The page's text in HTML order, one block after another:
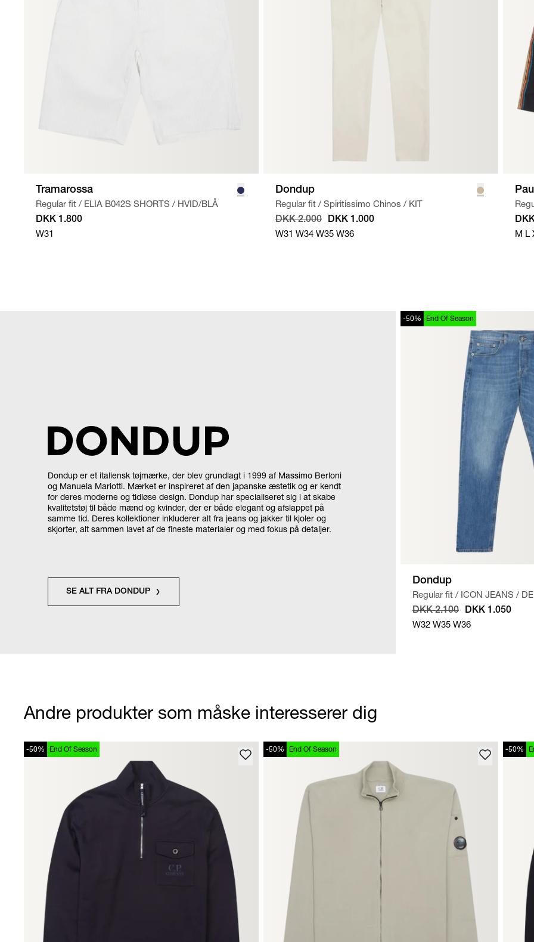
Tramarossa
Regular fit / ELIA B042S SHORTS / HVID/BLÅ
DKK 1.800
W31
Dondup
Regular fit / Spiritissimo Chinos / KIT
DKK 2.000 DKK 1.000
W31 W34 W35 W36 M L
Dondup er et italiensk tøjmærke, der blev grundlagt i 1999 af Massimo Berloni
og Manuela Mariotti. Mærket er inspireret af den japanske æstetik og er kendt
for deres moderne og tidløse design. Dondup har specialiseret sig i at skabe
kvalitetstøj til både mænd og kvinder, der er både elegant og afslappet på
samme tid. Deres kollektioner inkluderer alt fra jeans og jakker til kjoler og
skjorter, alt sammen lavet af de fineste materialer og med fokus på detaljer.
SE ALT FRA DONDUP
-50% End Of Season
Dondup
Regular fit / ICON JEANS /
DKK 2.100 DKK 1.050
W32 W35 W36
Andre produkter som måske interesserer dig
-50% End Of Season -50% End Of Season -50%